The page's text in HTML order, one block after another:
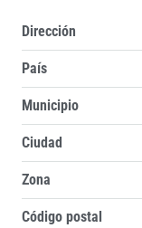
Dirección
País
Municipio
Ciudad
Zona
Código postal